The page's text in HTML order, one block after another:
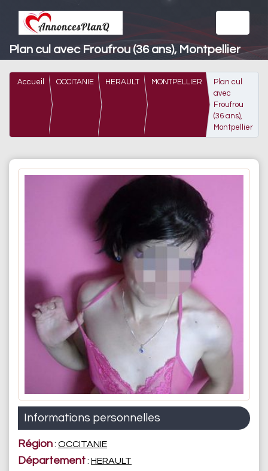
Plan cul avec Froufrou (36 ans), Montpellier
Accueil OCCITANIE HERAULT MONTPELLIER
Plan cul
avec
Froufrou
(36 ans),
Montpellier
Informations personnelles
Région: OCCITANIE
Département: HERAULT